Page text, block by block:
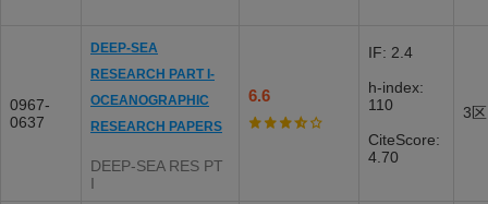
0967-
0637
DEEP-SEA
RESEARCH PART I-
OCEANOGRAPHIC
RESEARCH PAPERS
DEEP-SEA RES PT
I
6.6
IF: 2.4
h-index:
110
CiteScore:
4.70
3区